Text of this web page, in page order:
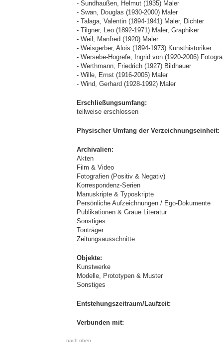
- Sundhaußen, Helmut (1935) Maler
- Swan, Douglas (1930-2000) Maler
- Talaga, Valentin (1894-1941) Maler, Dichter
- Tilgner, Leo (1892-1971) Maler, Graphiker
- Weil, Manfred (1920) Maler
- Weisgerber, Alois (1894-1973) Kunsthistoriker
- Wersebe-Hogrefe, Ingrid von (1920-2006)
- Werthmann, Friedrich (1927) Bildhauer
- Wille, Ernst (1916-2005) Maler
- Wind, Gerhard (1928-1992) Maler
Erschließungsumfang:
teilweise erschlossen
Physischer Umfang der Verzeichnungseinheit:
Archivalien:
Akten
Film & Video
Fotografien (Positiv & Negativ)
Korrespondenz-Serien
Manuskripte & Typoskripte
Persönliche Aufzeichnungen / Ego-Dokumente
Publikationen & Graue Literatur
Sonstiges
Tonträger
Zeitungsausschnitte
Objekte:
Kunstwerke
Modelle, Prototypen & Muster
Sonstiges
Entstehungszeitraum/Laufzeit:
Verbunden mit:
nach oben